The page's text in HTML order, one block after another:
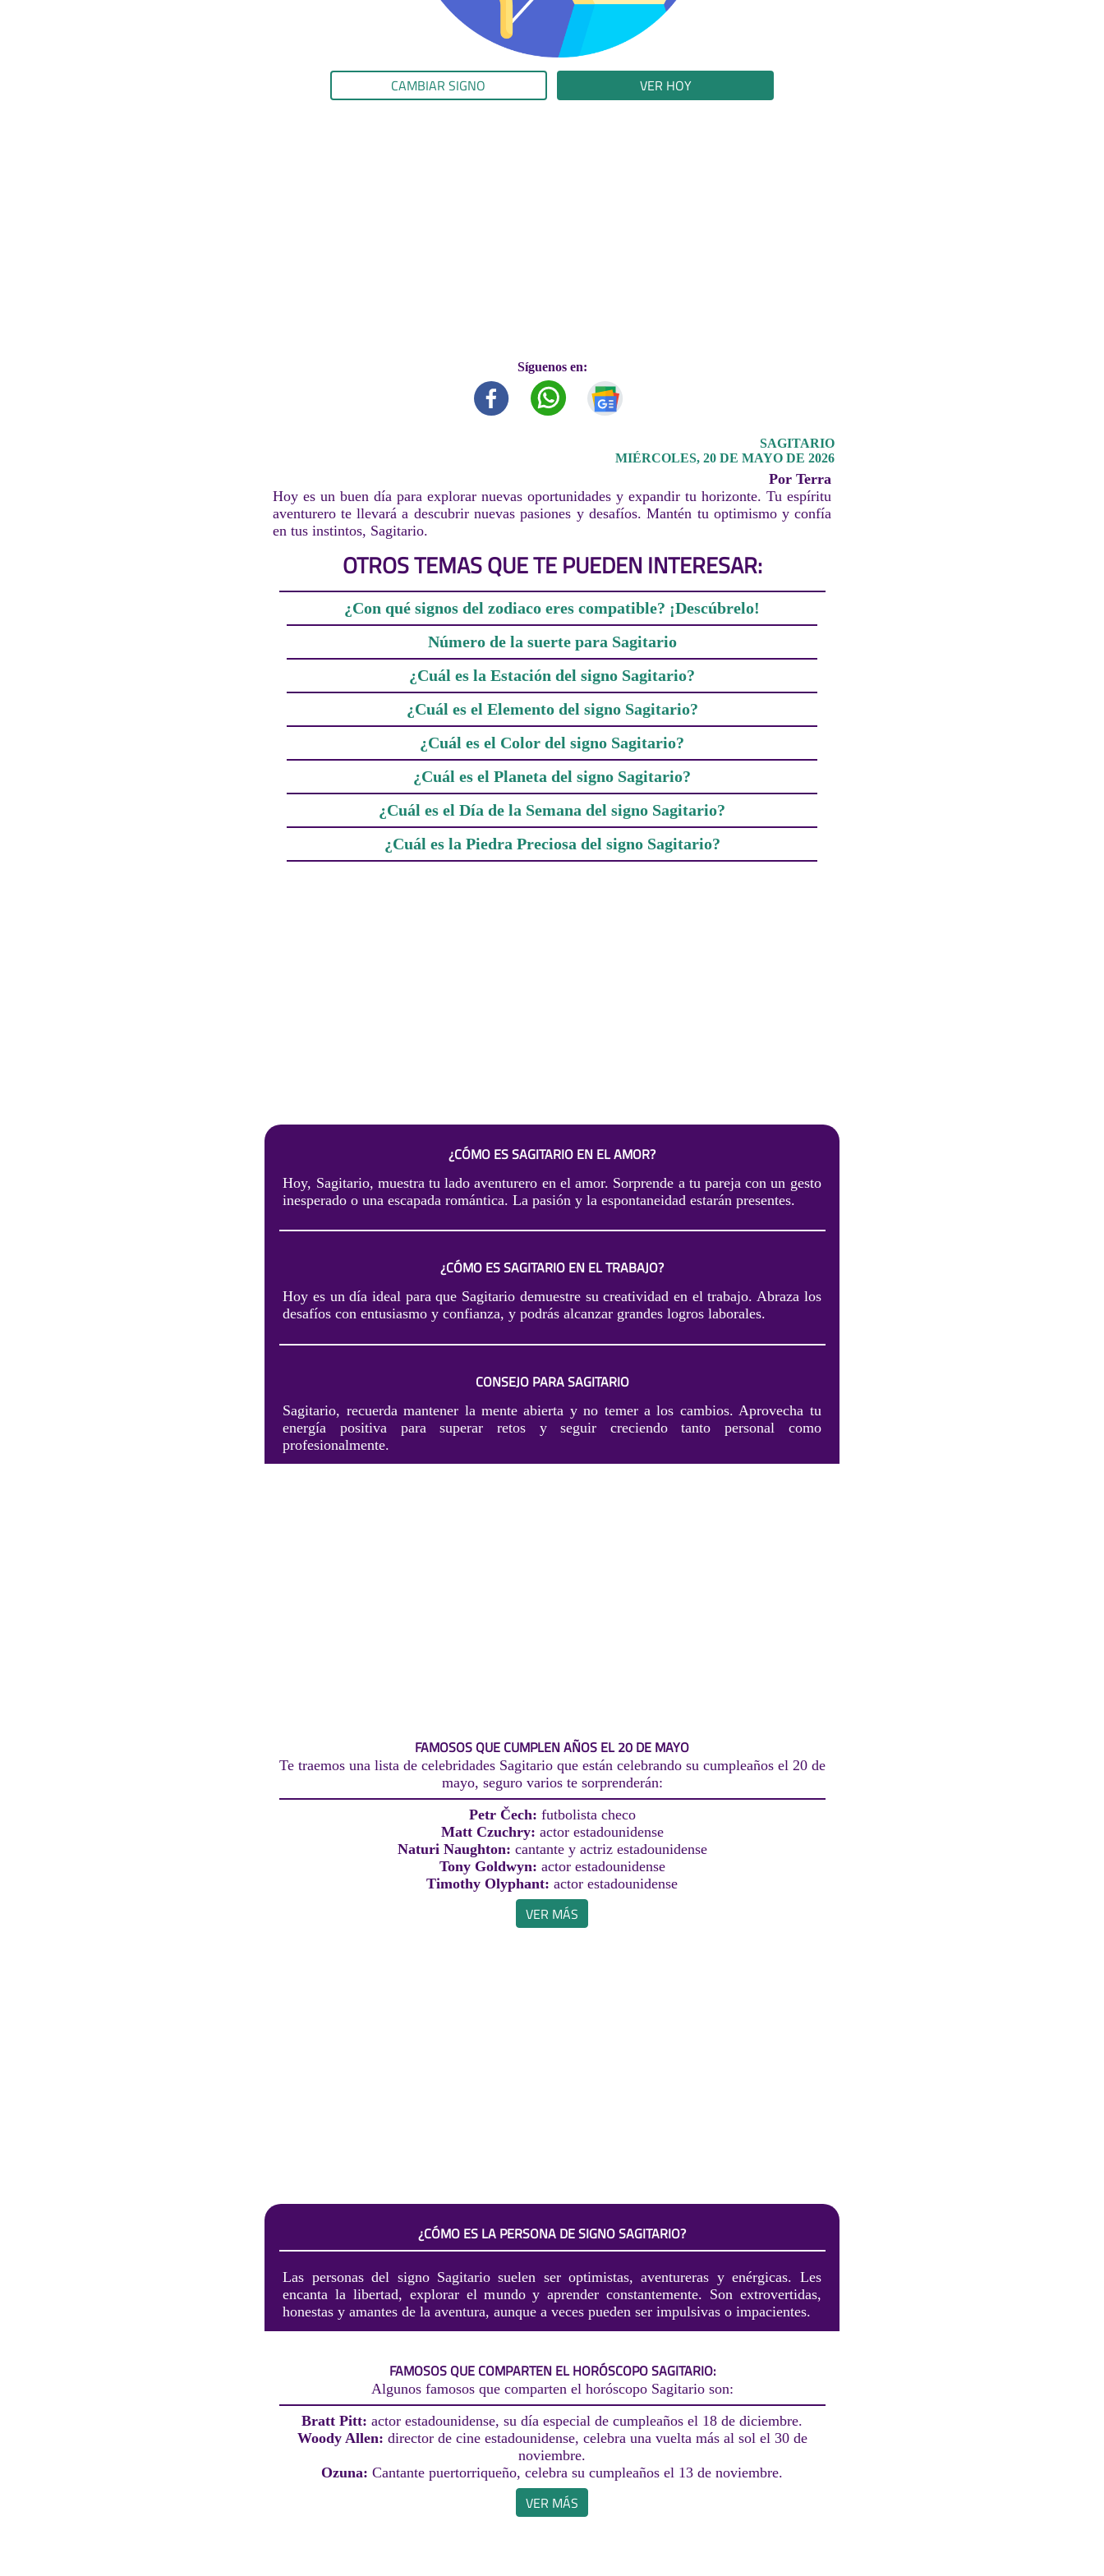
CAMBIAR SIGNO VER HOY
Síguenos en:
SAGITARIO
MIÉRCOLES, 20 DE MAYO DE 2026
Por Terra
Hoy es un buen día para explorar nuevas oportunidades y expandir tu horizonte. Tu espíritu
aventurero te llevará a descubrir nuevas pasiones y desafíos. Mantén tu optimismo y confía
en tus instintos, Sagitario.
OTROS TEMAS QUE TE PUEDEN INTERESAR:
¿Con qué signos del zodiaco eres compatible? ¡Descúbrelo!
Número de la suerte para Sagitario
¿Cuál es la Estación del signo Sagitario?
¿Cuál es el Elemento del signo Sagitario?
¿Cuál es el Color del signo Sagitario?
¿Cuál es el Planeta del signo Sagitario?
¿Cuál es el Día de la Semana del signo Sagitario?
¿Cuál es la Piedra Preciosa del signo Sagitario?
¿CÓMO ES SAGITARIO EN EL AMOR?
Hoy, Sagitario, muestra tu lado aventurero en el amor. Sorprende a tu pareja con un gesto
inesperado o una escapada romántica. La pasión y la espontaneidad estarán presentes.
¿CÓMO ES SAGITARIO EN EL TRABAJO?
Hoy es un día ideal para que Sagitario demuestre su creatividad en el trabajo. Abraza los
desafíos con entusiasmo y confianza, y podrás alcanzar grandes logros laborales.
CONSEJO PARA SAGITARIO
Sagitario, recuerda mantener la mente abierta y no temer a los cambios. Aprovecha tu
energía positiva para superar retos y seguir creciendo tanto personal como
profesionalmente.
FAMOSOS QUE CUMPLEN AÑOS EL 20 DE MAYO
Te traemos una lista de celebridades Sagitario que están celebrando su cumpleaños el 20 de
mayo, seguro varios te sorprenderán:
Petr Čech: futbolista checo
Matt Czuchry: actor estadounidense
Naturi Naughton: cantante y actriz estadounidense
Tony Goldwyn: actor estadounidense
Timothy Olyphant: actor estadounidense
VER MÁS
¿CÓMO ES LA PERSONA DE SIGNO SAGITARIO?
Las personas del signo Sagitario suelen ser optimistas, aventureras y enérgicas. Les
encanta la libertad, explorar el mundo y aprender constantemente. Son extrovertidas,
honestas y amantes de la aventura, aunque a veces pueden ser impulsivas o impacientes.
FAMOSOS QUE COMPARTEN EL HORÓSCOPO SAGITARIO:
Algunos famosos que comparten el horóscopo Sagitario son:
Bratt Pitt: actor estadounidense, su día especial de cumpleaños el 18 de diciembre.
Woody Allen: director de cine estadounidense, celebra una vuelta más al sol el 30 de
noviembre.
Ozuna: Cantante puertorriqueño, celebra su cumpleaños el 13 de noviembre.
VER MÁS